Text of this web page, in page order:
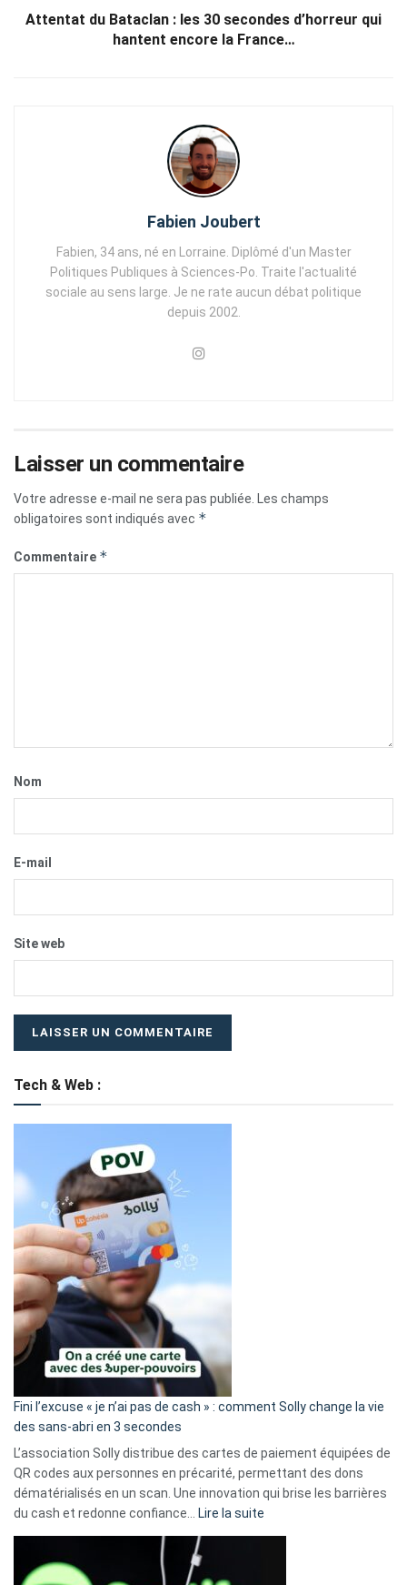
Attentat du Bataclan : les 30 secondes d’horreur qui
hantent encore la France…
Fabien Joubert
Fabien, 34 ans, né en Lorraine. Diplômé d'un Master
Politiques Publiques à Sciences-Po. Traite l'actualité
sociale au sens large. Je ne rate aucun débat politique
depuis 2002.
Laisser un commentaire
Votre adresse e-mail ne sera pas publiée.
Les champs
obligatoires sont indiqués avec *
Commentaire *
Nom
E-mail
Site web
Tech & Web :
Fini l’excuse « je n’ai pas de cash » : comment Solly change la vie
des sans-abri en 3 secondes
L’association Solly distribue des cartes de paiement équipées de
QR codes aux personnes en précarité, permettant des dons
dématérialisés en un scan. Une innovation qui brise les barrières
du cash et redonne confiance…
Lire la suite